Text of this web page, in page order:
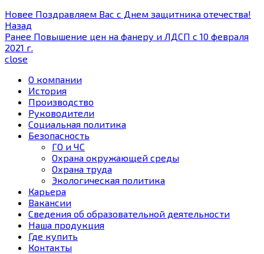
Новее Поздравляем Вас с Днем защитника отечества!
Назад
Ранее Повышение цен на фанеру и ЛДСП с 10 февраля
2021 г.
close
О компании
История
Производство
Руководители
Социальная политика
Безопасность
ГО и ЧС
Охрана окружающей среды
Охрана труда
Экологическая политика
Карьера
Вакансии
Сведения об образовательной деятельности
Наша продукция
Где купить
Контакты